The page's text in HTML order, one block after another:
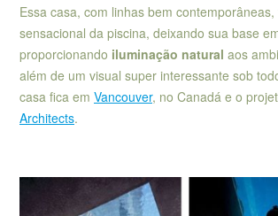
Essa casa, com linhas bem
sensacional da piscina, deixando sua base
proporcionando iluminação natural aos
além de um visual super interessante sob
casa fica em Vancouver, no Canadá e o
Architects.